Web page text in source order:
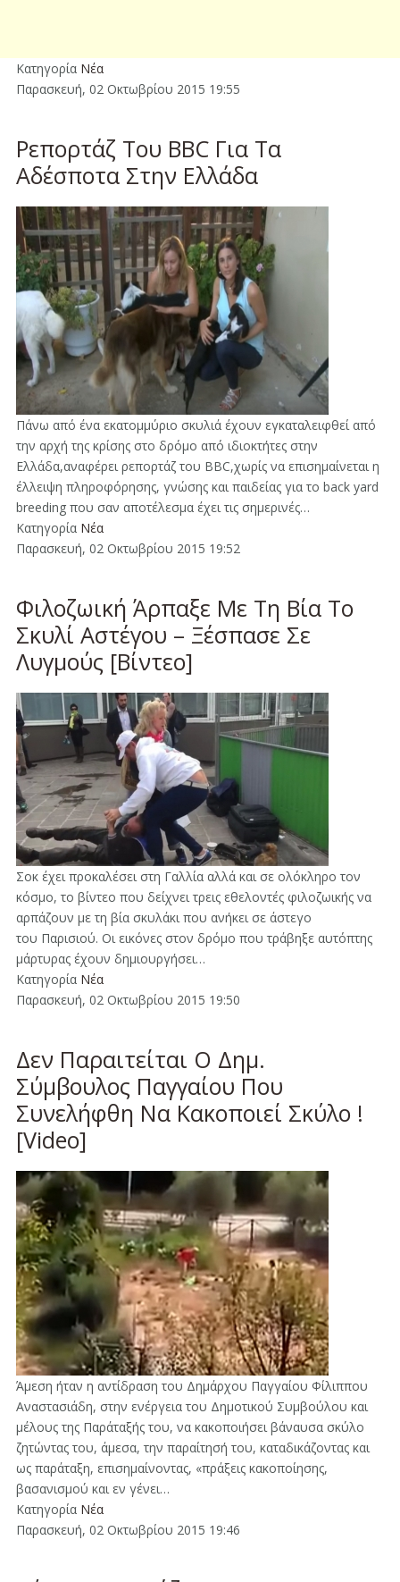
Κατηγορία Νέα
Παρασκευή, 02 Οκτωβρίου 2015 19:55
Ρεπορτάζ Του ΒΒC Για Τα
Αδέσποτα Στην Ελλάδα
Πάνω από ένα εκατομμύριο σκυλιά έχουν εγκαταλειφθεί από
την αρχή της κρίσης στο δρόμο από ιδιοκτήτες στην
Ελλάδα,αναφέρει ρεπορτάζ του BBC,χωρίς να επισημαίνεται η
έλλειψη πληροφόρησης, γνώσης και παιδείας για το back yard
breeding που σαν αποτέλεσμα έχει τις σημερινές…
Κατηγορία Νέα
Παρασκευή, 02 Οκτωβρίου 2015 19:52
Φιλοζωική Άρπαξε Με Τη Βία Το
Σκυλί Αστέγου – Ξέσπασε Σε
Λυγμούς [Βίντεο]
Σοκ έχει προκαλέσει στη Γαλλία αλλά και σε ολόκληρο τον
κόσμο, το βίντεο που δείχνει τρεις εθελοντές φιλοζωικής να
αρπάζουν με τη βία σκυλάκι που ανήκει σε άστεγο
του Παρισιού. Οι εικόνες στον δρόμο που τράβηξε αυτόπτης
μάρτυρας έχουν δημιουργήσει…
Κατηγορία Νέα
Παρασκευή, 02 Οκτωβρίου 2015 19:50
Δεν Παραιτείται Ο Δημ.
Σύμβουλος Παγγαίου Που
Συνελήφθη Να Κακοποιεί Σκύλο !
[Video]
Άμεση ήταν η αντίδραση του Δημάρχου Παγγαίου Φίλιππου
Αναστασιάδη, στην ενέργεια του Δημοτικού Συμβούλου και
μέλους της Παράταξής του, να κακοποιήσει βάναυσα σκύλο
ζητώντας του, άμεσα, την παραίτησή του, καταδικάζοντας και
ως παράταξη, επισημαίνοντας, «πράξεις κακοποίησης,
βασανισμού και εν γένει…
Κατηγορία Νέα
Παρασκευή, 02 Οκτωβρίου 2015 19:46